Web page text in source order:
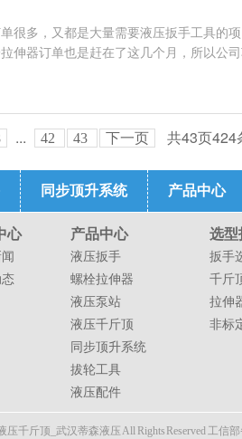
很多，又都是大量需要液压扳手工具的
伸器订单也是赶在了这几个月，所以公
... 42 43 下一页 共43页424
同步顶升系统 产品中心
心 产品中心
液压扳手
螺栓拉伸器
液压泵站
液压千斤顶
同步顶升系统
拔轮工具
液压配件
选型
扳手
千斤
拉伸
非标
千斤顶_武汉蒂森液压 All Rights Reserved 工信部